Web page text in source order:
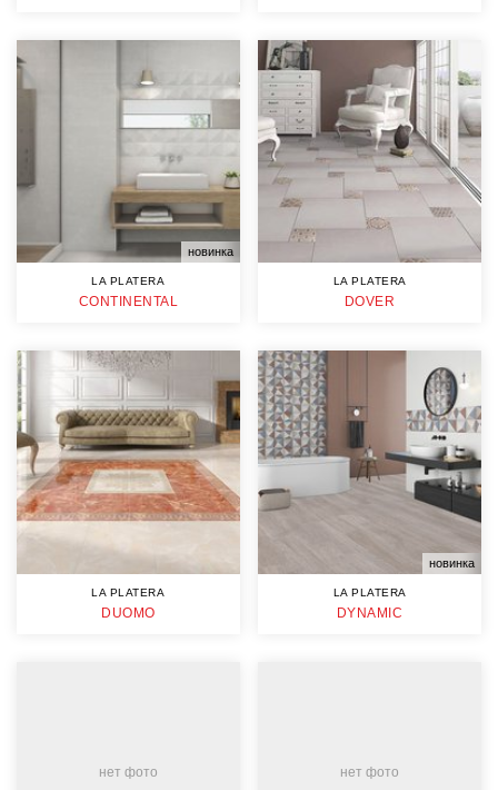
новинка
LA PLATERA
CONTINENTAL
LA PLATERA
DOVER
LA PLATERA
DUOMO
новинка
LA PLATERA
DYNAMIC
нет фото нет фото